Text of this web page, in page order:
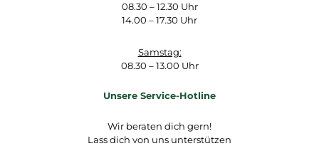
08.30 – 12.30 Uhr
14.00 – 17.30 Uhr
Samstag:
08.30 – 13.00 Uhr
Unsere Service-Hotline
Wir beraten dich gern!
Lass dich von uns unterstützen